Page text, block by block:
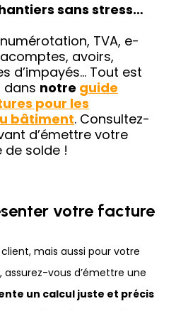
sans stress…
TVA, e-
avoirs,
d’impayés… Tout est
dans notre guide
pour les
bâtiment. Consultez-
d’émettre votre
solde !
votre facture
mais aussi pour votre
vous d’émettre une
un calcul juste et précis